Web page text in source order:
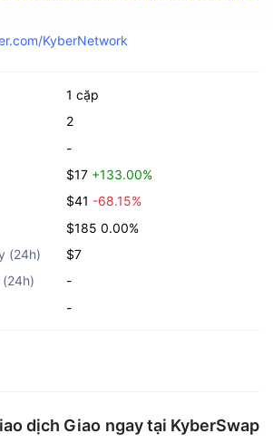
KyberNetwork
1 cặp
2
-
$17 +133.00%
$41 -68.15%
$185 0.00%
(24h)
$7
(24h)
-
-
dịch Giao ngay tại KyberSwap